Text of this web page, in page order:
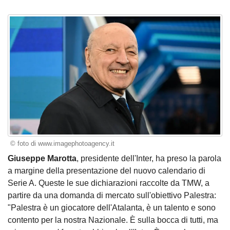
© foto di www.imagephotoagency.it
Giuseppe Marotta, presidente dell'Inter, ha preso la parola
a margine della presentazione del nuovo calendario di
Serie A. Queste le sue dichiarazioni raccolte da TMW, a
partire da una domanda di mercato sull'obiettivo Palestra:
"Palestra è un giocatore dell'Atalanta, è un talento e sono
contento per la nostra Nazionale. È sulla bocca di tutti, ma